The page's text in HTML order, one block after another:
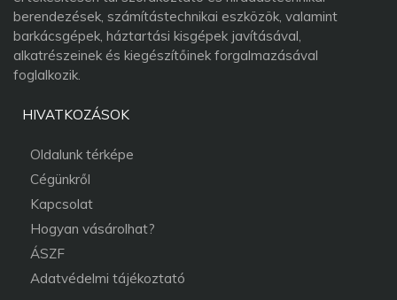
berendezések, számítástechnikai eszközök, valamint
barkácsgépek, háztartási kisgépek javításával,
alkatrészeinek és kiegészítőinek forgalmazásával
foglalkozik.
HIVATKOZÁSOK
Oldalunk térképe
Cégünkről
Kapcsolat
Hogyan vásárolhat?
ÁSZF
Adatvédelmi tájékoztató